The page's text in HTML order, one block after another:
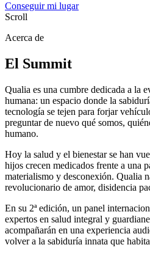
Conseguir mi lugar
Scroll
Acerca de
El Summit
Qualia es una cumbre dedicada a la
humana: un espacio donde la
tecnología se tejen para forjar
preguntar de nuevo qué somos,
humano.
Hoy la salud y el bienestar se han
hijos crecen medicados frente a una
materialismo y desconexión. Qualia
revolucionario de amor, disidencia
En su 2ª edición, un panel
expertos en salud integral y
acompañarán en una experiencia
volver a la sabiduría innata que